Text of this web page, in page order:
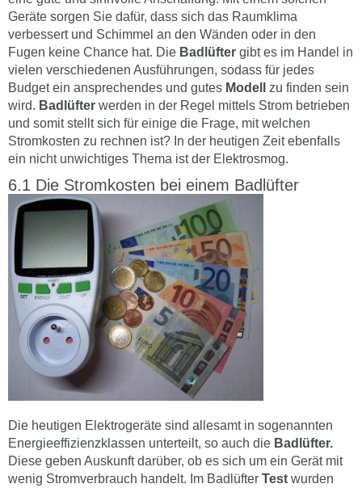
Geräte sorgen Sie dafür, dass sich das Raumklima
verbessert und Schimmel an den Wänden oder in den
Fugen keine Chance hat. Die Badlüfter gibt es im Handel in
vielen verschiedenen Ausführungen, sodass für jedes
Budget ein ansprechendes und gutes Modell
zu finden sein
wird. Badlüfter werden in der Regel mittels Strom betrieben
und somit stellt sich für einige die Frage, mit welchen
Stromkosten zu rechnen ist? In der heutigen Zeit ebenfalls
ein nicht unwichtiges Thema ist der Elektrosmog.
Die Stromkosten bei einem Badlüfter
Die heutigen Elektrogeräte sind allesamt in sogenannten
Energieeffizienzklassen unterteilt, so auch die Badlüfter.
Diese geben Auskunft darüber, ob es sich um ein Gerät mit
wenig Stromverbrauch handelt. Im Badlüfter Test wurden